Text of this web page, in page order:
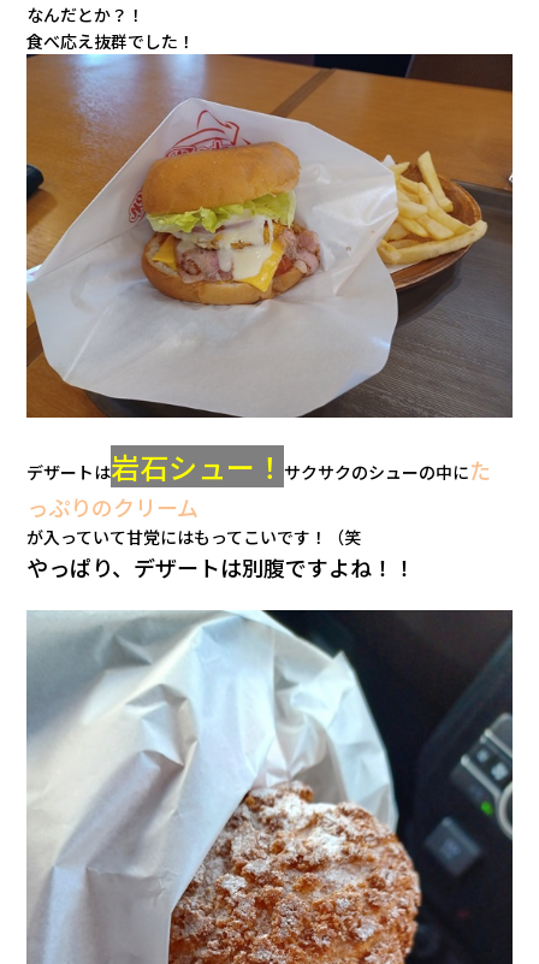
なんだとか？！
食べ応え抜群でした！
デザートは岩石シュー！サクサクのシューの中にた
っぷりのクリーム
が入っていて甘党にはもってこいです！（笑
やっぱり、デザートは別腹ですよね！！